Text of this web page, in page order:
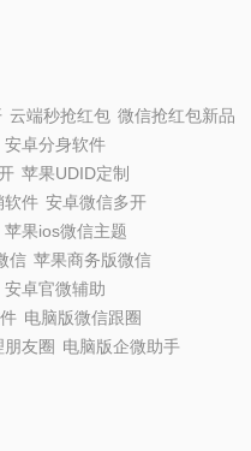
云端秒抢红包 微信抢红包新品
安卓分身软件
苹果UDID定制
软件 安卓微信多开
苹果ios微信主题
信 苹果商务版微信
安卓官微辅助
电脑版微信跟圈
朋友圈 电脑版企微助手